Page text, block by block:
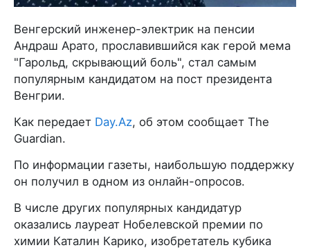
Венгерский инженер-электрик на пенсии
Андраш Арато, прославившийся как герой мема
"Гарольд, скрывающий боль", стал самым
популярным кандидатом на пост президента
Венгрии.
Как передает Day.Az, об этом сообщает The
Guardian.
По информации газеты, наибольшую поддержку
он получил в одном из онлайн-опросов.
В числе других популярных кандидатур
оказались лауреат Нобелевской премии по
химии Каталин Карико, изобретатель кубика